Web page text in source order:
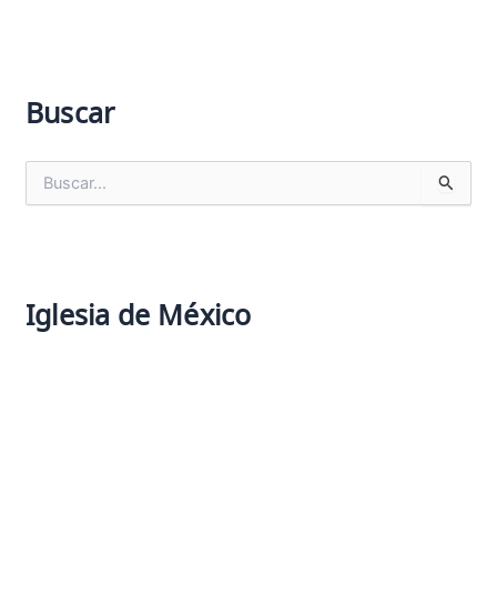
Buscar
u
:Iglesia de México